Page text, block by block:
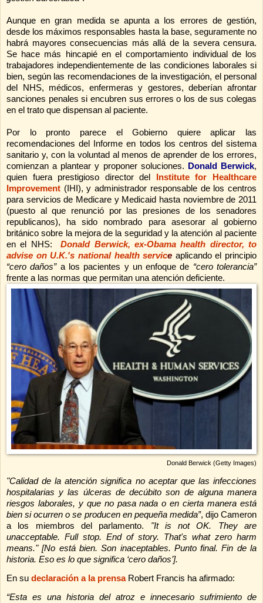
Aunque en gran medida se apunta a los errores de gestión,
desde los máximos responsables hasta la base, seguramente no
habrá mayores consecuencias más allá de la severa censura.
Se hace más hincapié en el comportamiento individual de los
trabajadores independientemente de las condiciones laborales si
bien, según las recomendaciones de la investigación, el personal
del NHS, médicos, enfermeras y gestores, deberían afrontar
sanciones penales si encubren sus errores o los de sus colegas
en el trato que dispensan al paciente.
Por lo pronto parece el Gobierno quiere aplicar las
recomendaciones del Informe en todos los centros del sistema
sanitario y, con la voluntad al menos de aprender de los errores,
comienzan a plantear y proponer soluciones.
Donald Berwick,
quien fuera prestigioso director del
Institute for Healthcare
Improvement (IHI), y administrador responsable de los centros
para servicios de Medicare y Medicaid hasta noviembre de 2011
(puesto al que renunció por las presiones de los senadores
republicanos), ha sido nombrado para asesorar al gobierno
británico sobre la mejora de la seguridad y la atención al paciente
en el NHS:Donald Berwick, ex-Obama health director, to
advise on U.K.'s national health service aplicando el principio
“cero daños”a los pacientes y un enfoque de “cero tolerancia”
frente a las normas que permitan una atención deficiente.
Donald Berwick (Getty Images)
"Calidad de la atención significa no aceptar que las infecciones
hospitalarias y las úlceras de decúbito son de alguna manera
riesgos laborales, y que no pasa nada o en cierta manera está
bien si ocurren o se producen en pequeña medida”, dijo Cameron
a los miembros del parlamento. "It is not OK. They are
unacceptable. Full stop. End of story. That's what zero harm
means." [No está bien. Son inaceptables. Punto final. Fin de la
historia. Eso es lo que significa ‘cero daños’].
En su declaración a la prensaRobert Francis ha afirmado:
“Esta es una historia del atroz e innecesario sufrimiento de